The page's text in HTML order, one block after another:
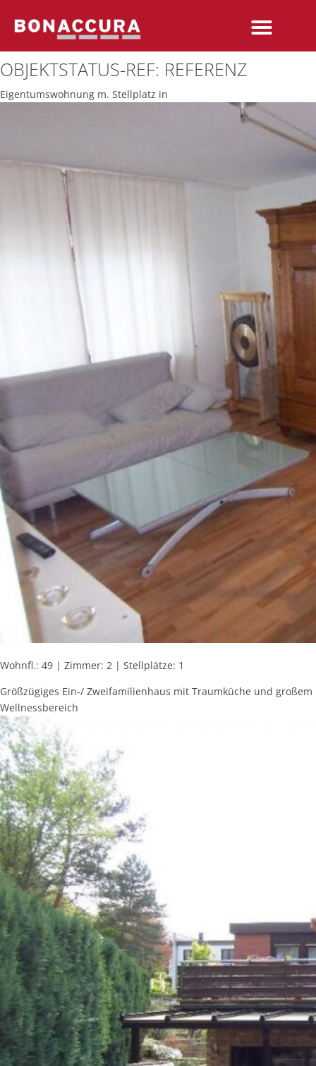
OBJEKTSTATUS-REF: REFERENZ
Eigentumswohnung m. Stellplatz in
Wohnfl.: 49 | Zimmer: 2 | Stellplätze: 1
Größzügiges Ein-/ Zweifamilienhaus mit Traumküche und großem
Wellnessbereich